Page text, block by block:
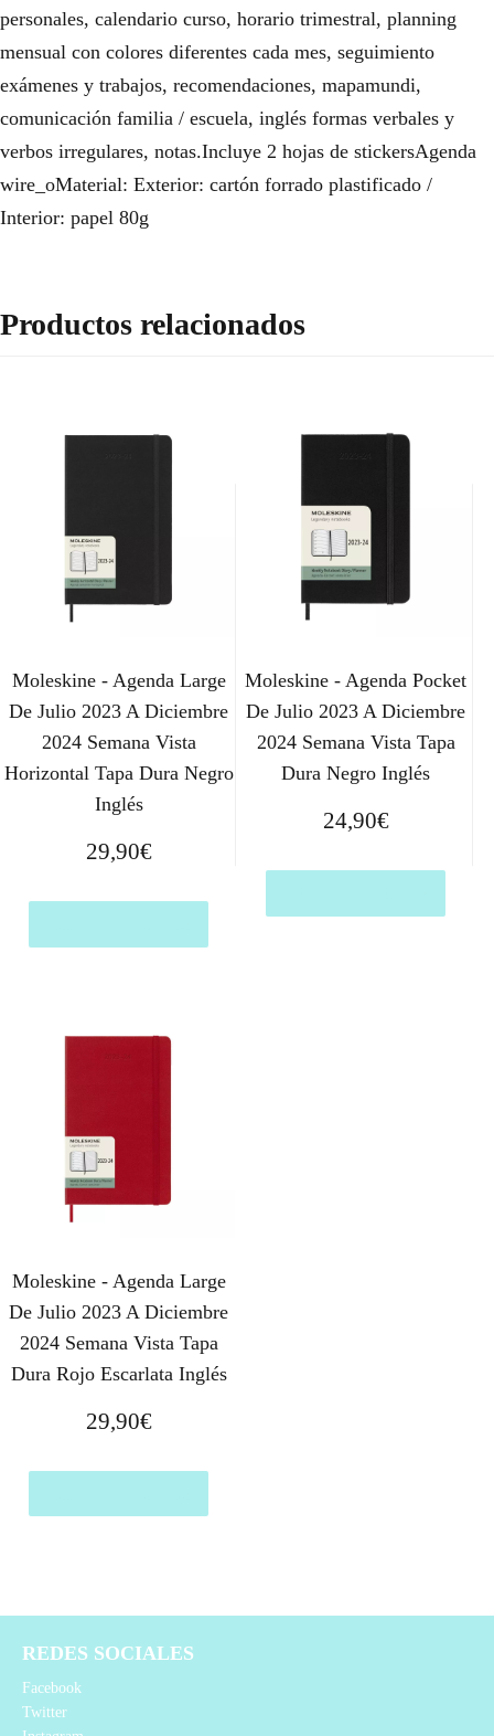
personales, calendario curso, horario trimestral, planning
mensual con colores diferentes cada mes, seguimiento
exámenes y trabajos, recomendaciones, mapamundi,
comunicación familia / escuela, inglés formas verbales y
verbos irregulares, notas.Incluye 2 hojas de stickersAgenda
wire_oMaterial: Exterior: cartón forrado plastificado /
Interior: papel 80g
Productos relacionados
Moleskine - Agenda Large
De Julio 2023 A Diciembre
2024 Semana Vista
Horizontal Tapa Dura Negro
Inglés
29,90€
Moleskine - Agenda Pocket
De Julio 2023 A Diciembre
2024 Semana Vista Tapa
Dura Negro Inglés
24,90€
Moleskine - Agenda Large
De Julio 2023 A Diciembre
2024 Semana Vista Tapa
Dura Rojo Escarlata Inglés
29,90€
REDES SOCIALES
Facebook
Twitter